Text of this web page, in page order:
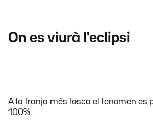
On es viurà l'eclipsi
A la franja més fosca el fenomen es
100%